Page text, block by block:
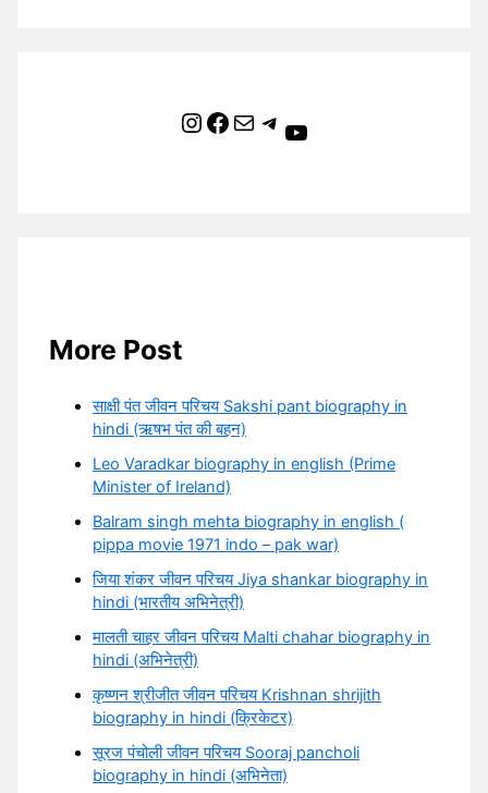
Instagram Facebook Mail Telegram YouTube
More Post
साक्षी पंत जीवन परिचय Sakshi pant biography in
hindi (ऋषभ पंत की बहन)
Leo Varadkar biography in english (Prime
Minister of Ireland)
Balram singh mehta biography in english (
pippa movie 1971 indo – pak war)
जिया शंकर जीवन परिचय Jiya shankar biography in
hindi (भारतीय अभिनेत्री)
मालती चाहर जीवन परिचय Malti chahar biography in
hindi (अभिनेत्री)
कृष्णन श्रीजीत जीवन परिचय Krishnan shrijith
biography in hindi (क्रिकेटर)
सूरज पंचोली जीवन परिचय Sooraj pancholi
biography in hindi (अभिनेता)